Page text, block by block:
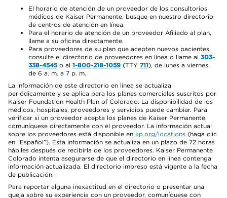
El horario de atención de un proveedor de los consultorios
médicos de Kaiser Permanente, busque en nuestro directorio
de centros de atención en línea.
Para el horario de atención de un proveedor Afiliado al plan,
llame a su oficina directamente.
Para proveedores de su plan que acepten nuevos pacientes,
consulte el directorio de proveedores en línea o llame al 303-
338-4545o al 1-800-218-1059 (TTY 711), de lunes a viernes,
de 6 a. m. a 7 p. m.
La información de este directorio en línea se actualiza
periódicamente y se aplica para los planes comerciales suscritos por
Kaiser Foundation Health Plan of Colorado. La disponibilidad de los
médicos, hospitales, proveedores y servicios puede cambiar. Para
verificar si un proveedor acepta los planes de Kaiser Permanente,
comuníquese directamente con el proveedor. La información actual
sobre los proveedores está disponible en kp.org/locations (haga clic
en “Español”). Esta información se actualiza en un plazo de 72 horas
hábiles después de recibirla de los proveedores. Kaiser Permanente
Colorado intenta asegurarse de que el directorio en línea contenga
información actualizada. El directorio impreso está vigente a la fecha
de publicación.
Para reportar alguna inexactitud en el directorio o presentar una
queja sobre su experiencia con un proveedor, comuníquese con